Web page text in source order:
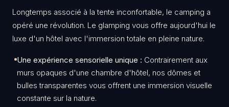
​Longtemps associé à la tente inconfortable, le camping a
opéré une révolution. Le glamping vous offre aujourd'hui le
luxe d'un hôtel avec l'immersion totale en pleine nature.
Une expérience sensorielle unique : Contrairement aux
murs opaques d'une chambre d'hôtel, nos dômes et
bulles transparentes vous offrent une immersion visuelle
constante sur la nature.